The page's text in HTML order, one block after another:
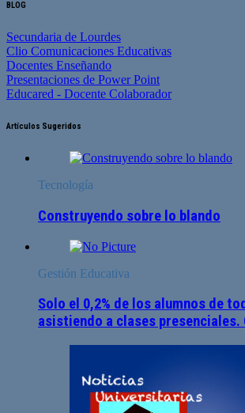
BLOG
Secundaria de Lourdes
Clio Comunicaciones Educativas
Docentes Enseñando
Presentaciones de Power Point
Educared - Docente Colaborador
Artículos Sugeridos
Tecnología
Construyendo sobre lo blando
Gestión Educativa
Solo el 0,2% de los alumnos de
asistiendo a clases presenciales.